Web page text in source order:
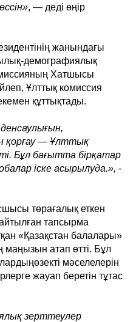
, — деді өңір
жанындағы
демографиялық
Хатшысы
Ұлттық комиссия
құттықтады.
денсаулығын,
қорғау — Ұлттық
Бұл бағытта бірқатар
іске асырылуда.», -
төрағалық еткен
тапсырма
«Қазақстан балалары»
маңызын атап өтті. Бұл
мәселелерін
жауап беретін тұтас
зерттеулер